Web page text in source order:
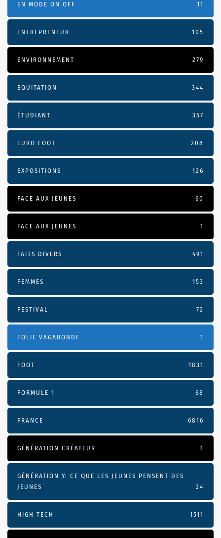
EN MODE ON OFF 11
ENTREPRENEUR 105
ENVIRONNEMENT 279
EQUITATION 344
ÉTUDIANT 357
EURO FOOT 208
EXPOSITIONS 126
FACE AUX JEUNES 60
FACE AUX JEUNES 1
FAITS DIVERS 491
FEMMES 153
FESTIVAL 72
FOLIE VAGABONDE 1
FOOT 1831
FORMULE 1 68
FRANCE 6816
GÉNÉRATION CRÉATEUR 3
GÉNÉRATION Y: CE QUE LES JEUNES PENSENT DES
JEUNES
24
HIGH TECH 1511